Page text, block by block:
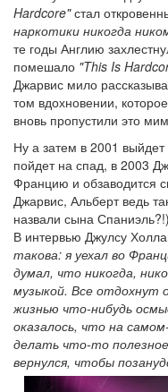
Hardcore"стал
наркотики никогда
те годы Англию
помешало "This Is
Джарвис мило
том вдохновении,
вновь пропустили это
Ну а затем в 2001 выйдет
пойдет на спад, в 2003
Францию и обзаводится
Джарвис, Альберт ведь
назвали сына
В интервью Джулсу
такова: я уехал во
думал, что никогда,
музыкой. Все отдохнут
жизнью что-нибудь
оказалось, что на
делать что-то
вернулся, чтобы